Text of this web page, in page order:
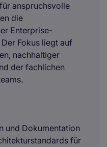
anspruchsvolle
die
Enterprise-
Fokus liegt auf
nachhaltiger
der fachlichen
und Dokumentation
für